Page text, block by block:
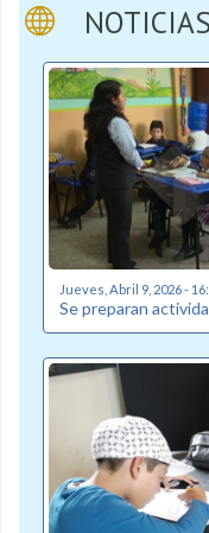
Jueves, Abril 9, 2026 -
Se preparan